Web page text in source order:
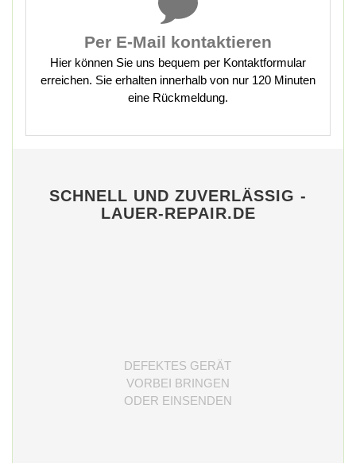
Per E-Mail kontaktieren
Hier können Sie uns bequem per Kontaktformular
erreichen. Sie erhalten innerhalb von nur 120 Minuten
eine Rückmeldung.
SCHNELL UND ZUVERLÄSSIG -
LAUER-REPAIR.DE
DEFEKTES GERÄT
VORBEI BRINGEN
ODER EINSENDEN